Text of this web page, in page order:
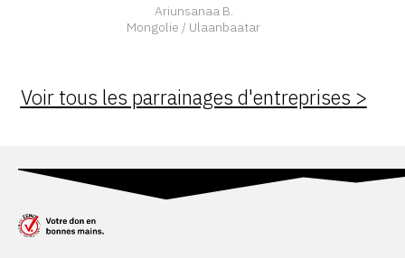
Ariunsanaa B.
Mongolie / Ulaanbaatar
Voir tous les parrainages d'entreprises >